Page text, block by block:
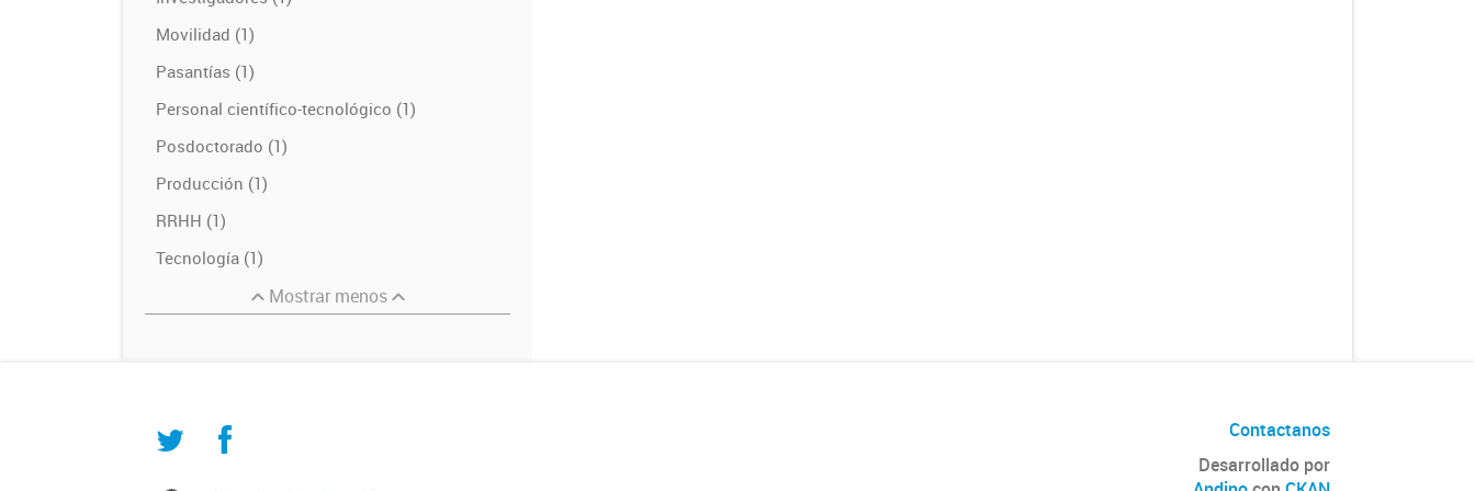
Movilidad (1)
Pasantías (1)
Personal científico-tecnológico (1)
Posdoctorado (1)
Producción (1)
RRHH (1)
Tecnología (1)
Mostrar menos
Contactanos
Desarrollado por